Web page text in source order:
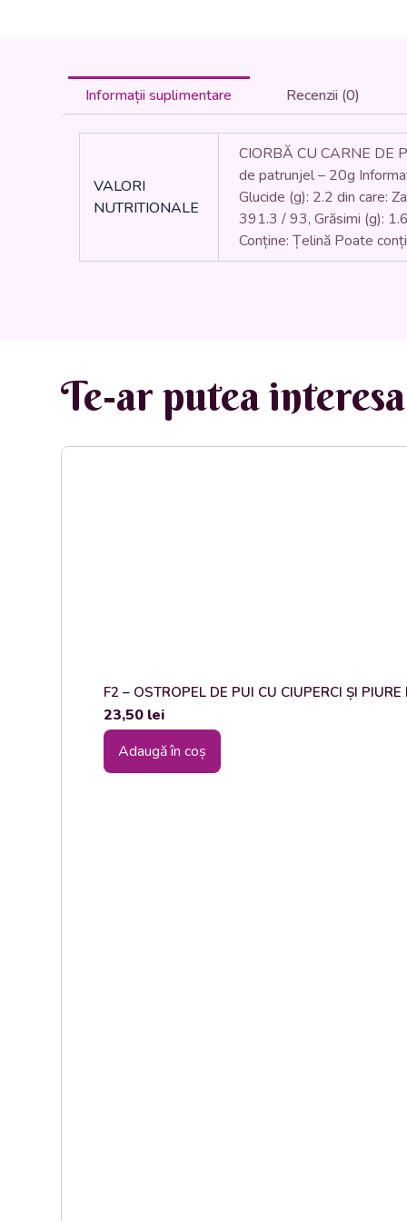
Informații suplimentare Recenzii (0)
VALORI
NUTRITIONALE
CIORBĂ CU CARNE DE
de patrunjel – 20g
Glucide (g): 2.2 din care:
391.3 / 93, Grăsimi (g):
Conține: Țelină Poate
Te-ar putea
F2 – OSTROPEL DE PUI CU CIUPERCI ȘI
23,50 lei
Adaugă în coș